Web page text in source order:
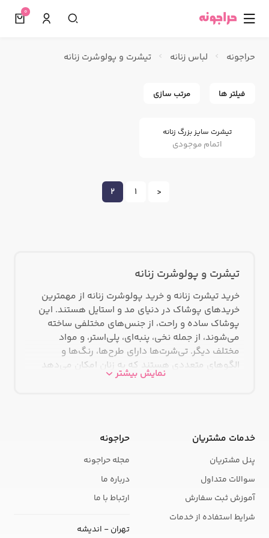
☰
0
حراجونه لباس زنانه تیشرت و پولوشرت زنانه
فیلتر ها مرتب سازی
تیشرت سایز بزرگ زنانه
اتمام موجودی
<
1
2
تیشرت و پولوشرت زنانه
خرید تیشرت زنانه و خرید پولوشرت‌ زنانه از مهمترین
خریدهای پوشاک در دنیای مد و استایل هستند. این
پوشاک ساده و راحت، از جنس‌های مختلفی ساخته
می‌شوند، از جمله نخی، پنبه‌ای، پلی‌استر، و مواد
مختلف دیگر. تی‌شرت‌ها دارای طرح‌ها، رنگ‌ها و
الگوهای متعددی هستند که به زنان امکان می‌دهد
سبک خود را بیان کرده و از آنها به عنوان یک ابزار برای
دامن به کار می‌روند. با توجه به ویژگی‌های گوناگونی
که تی‌شرت‌ها دارند، از جمله سادگی، راحتی و انعطاف
پذیری، آنها به یکی از انتخاب‌های محبوب در دنیای مد
زنانه تبدیل شده‌اند.
خرید تیشرت زنانه
برای خرید تیشرت زنانه، ابتدا بهتر است که به مقاصد و
نمایش بیشتر
خدمات مشتریان
پنل مشتریان
سوالات متداول
آموزش ثبت سفارش
شرایط استفاده از خدمات
حراجونه
مجله حراجونه
درباره ما
ارتباط با ما
تهران - اندیشه